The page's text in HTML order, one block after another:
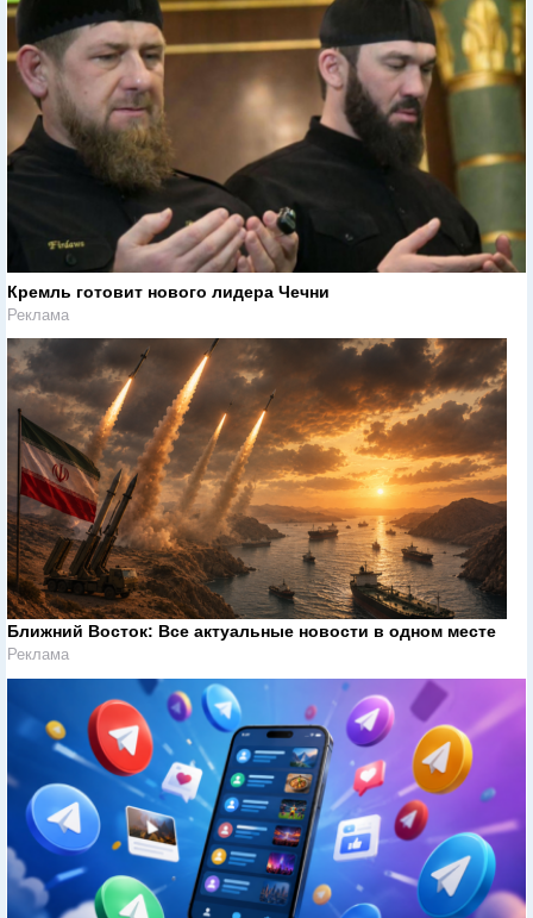
Кремль готовит нового лидера Чечни
Реклама
Ближний Восток: Все актуальные новости в одном месте
Реклама